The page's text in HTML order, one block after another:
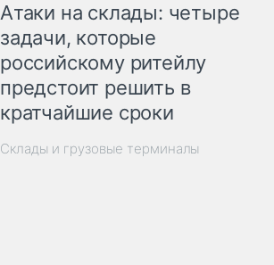
Атаки на склады: четыре
задачи, которые
российскому ритейлу
предстоит решить в
кратчайшие сроки
Склады и грузовые терминалы